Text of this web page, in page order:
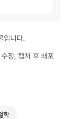
입니다.
정, 캡처 후 배포
학